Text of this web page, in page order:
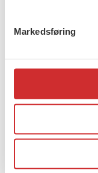
Markedsføring
Mariboes gate 13
0506 OSLO
kontor@fo.no